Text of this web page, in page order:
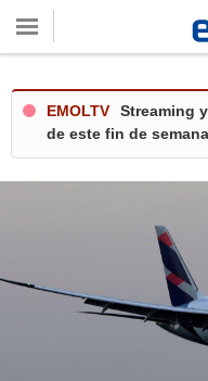
EMOLTV
Streaming
de este fin de semana